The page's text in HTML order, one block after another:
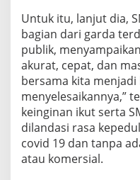
Untuk itu, lanjut dia,
bagian dari garda
publik,
akurat, cepat, dan
bersama kita menjadi
menyelesaikannya,”
keinginan ikut serta
dilandasi rasa
covid 19 dan tanpa
atau komersial.